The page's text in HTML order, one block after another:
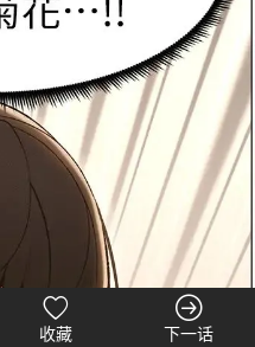
收藏 下一话